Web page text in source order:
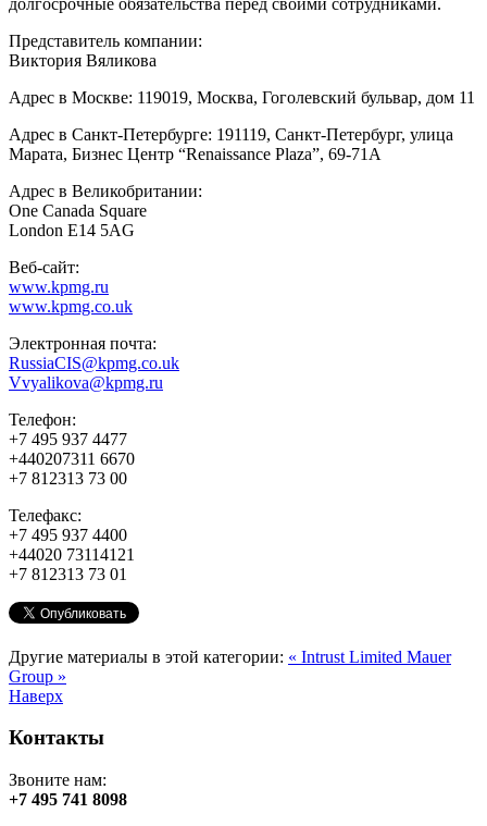
Представитель компании:
Виктория Вяликова
Адрес в Москве: 119019, Москва, Гоголевский бульвар, дом 11
Адрес в Санкт-Петербурге: 191119, Санкт-Петербург, улица
Марата, Бизнес Центр “Renaissance Plaza”, 69-71А
Адрес в Великобритании:
One Canada Square
London E14 5AG
Веб-сайт:
www.kpmg.ru
www.kpmg.co.uk
Электронная почта:
RussiaCIS@kpmg.co.uk
Vvyalikova@kpmg.ru
Телефон:
+7 495 937 4477
+440207311 6670
+7 812313 73 00
Телефакс:
+7 495 937 4400
+44020 73114121
+7 812313 73 01
Другие материалы в этой категории: « Intrust Limited Mauer
Group »
Наверх
Контакты
Звоните нам:
+7 495 741 8098